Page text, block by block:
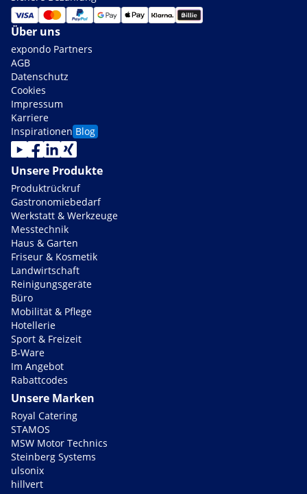
Über uns
expondo Partners
AGB
Datenschutz
Cookies
Impressum
Karriere
Inspirationen Blog
Unsere Produkte
Produktrückruf
Gastronomiebedarf
Werkstatt & Werkzeuge
Messtechnik
Haus & Garten
Friseur & Kosmetik
Landwirtschaft
Reinigungsgeräte
Büro
Mobilität & Pflege
Hotellerie
Sport & Freizeit
B-Ware
Im Angebot
Rabattcodes
Unsere Marken
Royal Catering
STAMOS
MSW Motor Technics
Steinberg Systems
ulsonix
hillvert